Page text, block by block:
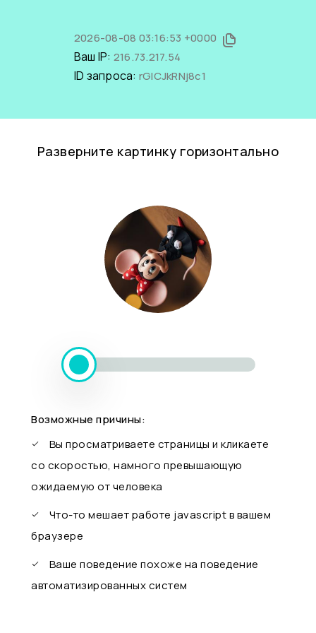
2026-08-08 03:16:53 +0000
Ваш IP: 216.73.217.54
ID запроса: rGICJkRNj8c1
Разверните картинку горизонтально
Возможные причины:
Вы просматриваете страницы и кликаете
со скоростью, намного превышающую
ожидаемую от человека
Что-то мешает работе javascript в вашем
браузере
Ваше поведение похоже на поведение
автоматизированных систем